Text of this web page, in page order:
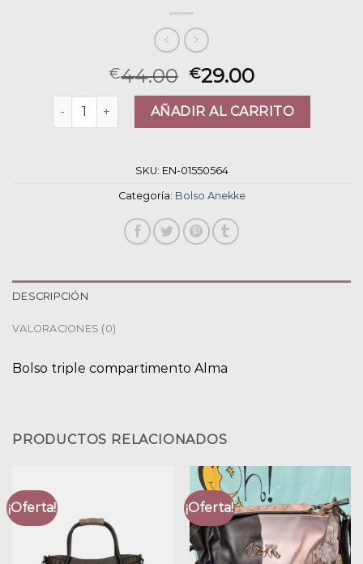
€44.00 €29.00
bolso anekke cantidadAÑADIR AL CARRITO
SKU: EN-01550564
Categoría: Bolso Anekke
DESCRIPCIÓN
VALORACIONES (0)
Bolso triple compartimento Alma
PRODUCTOS RELACIONADOS
¡Oferta! ¡Oferta!